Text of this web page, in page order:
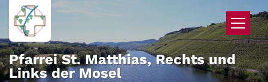
Zum Inhalt springen
Pfarrei St. Matthias, Rechts und
Links der Mosel